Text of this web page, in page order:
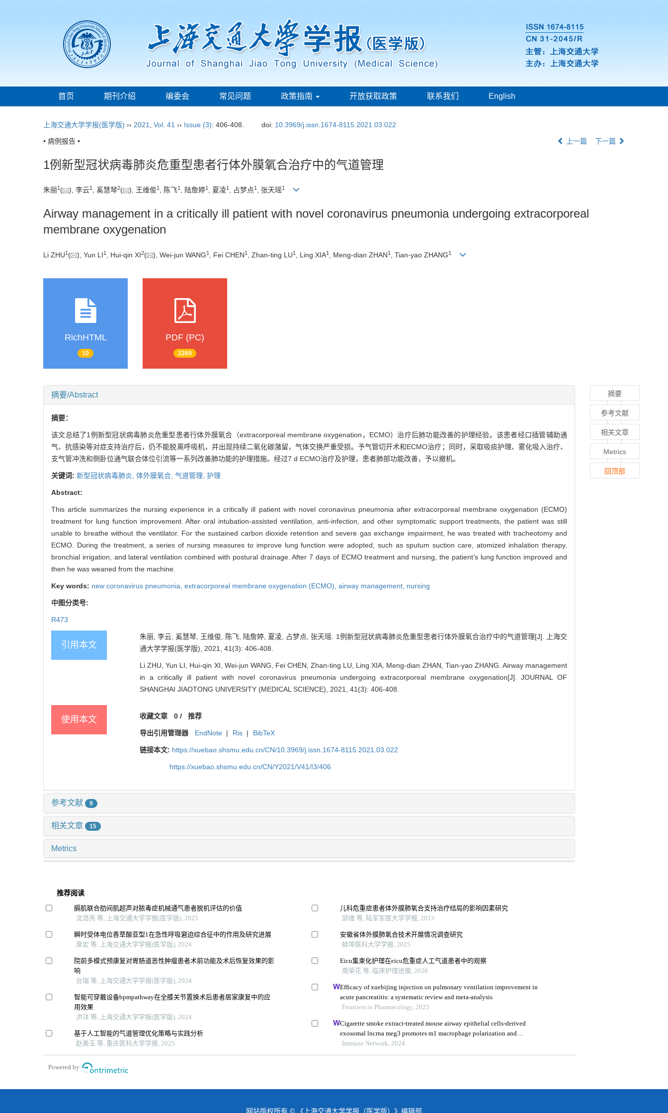
首页 期刊介绍 编委会 常见问题 政策指南 开放获取政策 联系我们 English
上海交通大学学报(医学版) ›› 2021 Vol. 41 ›› Issue (3): 406-408. doi: 10.3969/j.issn.1674-8115.2021.03.022
• 病例报告 • 上一篇 下一篇
1例新型冠状病毒肺炎危重型患者行体外膜氧合治疗中的气道管理
朱丽1 ( ), 李云1 , 奚慧琴2( ), 王维俊1 , 陈飞1 , 陆詹婷1 , 夏凌1 , 占梦点1 , 张天瑶1
Airway management in a critically ill patient with novel coronavirus pneumonia undergoing extracorporeal
membrane oxygenation
Li ZHU1 ( ), Yun LI1 , Hui-qin XI2( ), Wei-jun WANG1 , Fei CHEN1 , Zhan-ting LU1 , Ling XIA1 , Meng-dian ZHAN1 , Tian-yao ZHANG1
RichHTML
10
PDF (PC)
2269
摘要/Abstract
摘要：
该文总结了1例新型冠状病毒肺炎危重型患者行体外膜氧合（extracorporeal membrane oxygenation，ECMO）治疗后肺功能改善的护理经验。该患者经口插管辅助通
气、抗感染等对症支持治疗后，仍不能脱离呼吸机，并出现持续二氧化碳潴留，气体交换严重受损。予气管切开术和ECMO治疗；同时，采取吸痰护理、雾化吸入治疗、
支气管冲洗和侧卧位通气联合体位引流等一系列改善肺功能的护理措施。经过7 d ECMO治疗及护理，患者肺部功能改善，予以撤机。
关键词: 新型冠状病毒肺炎, 体外膜氧合, 气道管理, 护理
Abstract:
This article summarizes the nursing experience in a critically ill patient with novel coronavirus pneumonia after extracorporeal membrane oxygenation (ECMO)
treatment for lung function improvement. After oral intubation-assisted ventilation, anti-infection, and other symptomatic support treatments, the patient was still
unable to breathe without the ventilator. For the sustained carbon dioxide retention and severe gas exchange impairment, he was treated with tracheotomy and
ECMO. During the treatment, a series of nursing measures to improve lung function were adopted, such as sputum suction care, atomized inhalation therapy,
bronchial irrigation, and lateral ventilation combined with postural drainage. After 7 days of ECMO treatment and nursing, the patient's lung function improved and
then he was weaned from the machine.
Key words: new coronavirus pneumonia, extracorporeal membrane oxygenation (ECMO), airway management, nursing
中图分类号:
R473
引用本文
朱丽, 李云, 奚慧琴, 王维俊, 陈飞, 陆詹婷, 夏凌, 占梦点, 张天瑶. 1例新型冠状病毒肺炎危重型患者行体外膜氧合治疗中的气道管理[J]. 上海交
通大学学报(医学版), 2021, 41(3): 406-408.
Li ZHU, Yun LI, Hui-qin XI, Wei-jun WANG, Fei CHEN, Zhan-ting LU, Ling XIA, Meng-dian ZHAN, Tian-yao ZHANG. Airway management
in a critically ill patient with novel coronavirus pneumonia undergoing extracorporeal membrane oxygenation[J]. JOURNAL OF
SHANGHAI JIAOTONG UNIVERSITY (MEDICAL SCIENCE), 2021, 41(3): 406-408.
使用本文 收藏文章 0/ 推荐
导出引用管理器 EndNote | Ris | BibTeX
链接本文: https://xuebao.shsmu.edu.cn/CN/10.3969/j.issn.1674-8115.2021.03.022
https://xuebao.shsmu.edu.cn/CN/Y2021/V41/I3/406
参考文献 9
相关文章 15
Metrics
推荐阅读
膈肌联合肋间肌超声对脓毒症机械通气患者脱机评估的价值
沈浩亮 等, 上海交通大学学报(医学版), 2025
瞬时受体电位香草酸亚型1在急性呼吸窘迫综合征中的作用及研究进展
席宏 等, 上海交通大学学报(医学版), 2024
院前多模式预康复对胃肠道恶性肿瘤患者术前功能及术后恢复效果的影
响
台瑞 等, 上海交通大学学报(医学版), 2024
智能可穿戴设备bpmpathway在全膝关节置换术后患者居家康复中的应
用效果
洪洋 等, 上海交通大学学报(医学版), 2024
基于人工智能的气道管理优化策略与实践分析
赵美玉 等, 重庆医科大学学报, 2025
儿科危重症患者体外膜肺氧合支持治疗结局的影响因素研究
邱维 等, 陆军军医大学学报, 2023
安徽省体外膜肺氧合技术开展情况调查研究
蚌埠医科大学学报, 2025
Eicu集束化护理在eicu危重症人工气道患者中的观察
周荣花 等, 临床护理进展, 2026
Efficacy of xuebijing injection on pulmonary ventilation improvement in
acute pancreatitis: a systematic review and meta-analysis
Frontiers in Pharmacology, 2025
Cigarette smoke extract-treated mouse airway epithelial cells-derived
exosomal lncrna meg3 promotes m1 macrophage polarization and
pyroptosis in chronic obstructive pulmonary disease by upregulating trem-
Immune Network, 2024
Powered by
摘要
参考文献
相关文章
Metrics
回顶部
网站版权所有 © 《上海交通大学学报（医学版）》编辑部